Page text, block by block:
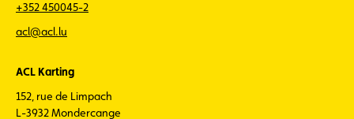
+352 450045-2
acl@acl.lu
ACL Karting
152, rue de Limpach
L-3932 Mondercange